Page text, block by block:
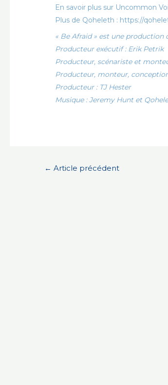
En savoir plus sur Uncommon
Plus de Qoheleth : https://
« Be Afraid » est une
Producteur exécutif : Erik Petrik
Producteur, scénariste et
Producteur, monteur,
Producteur : TJ Hester
Musique : Jeremy Hunt et
Navigation
← Article précédent